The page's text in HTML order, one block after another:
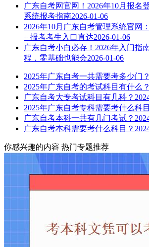
广东自考网官网！2026年10月报名
系统报考指南2026-01-06
2026年10月广东自考管理系统官网
+ 报考考生入口直达2026-01-06
广东自考小白必存！2026年入门指
程，零基础也能会2026-01-06
2025年广东自考一共需要考多少门？
2025年广东自考的考试科目有什么？
广东自考大专考试科目有几科？
2025年广东自考专科需要考什么科
广东自考本科一共有几门考试？
广东自考本科需要考什么科目？
你感兴趣的内容 热门专题推荐